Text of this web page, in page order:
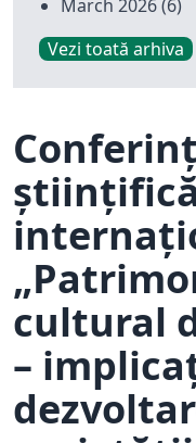
March 2026(6)
Vezi toată arhiva
științifică
cultural
–